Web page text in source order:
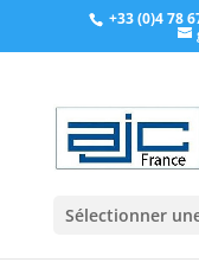
+33 (0)4 78
Sélectionner